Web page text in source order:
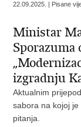
22.09.2025. | Pisane
Ministar
Sporazuma
izgradnju
Aktualnim
sabora na kojoj
pitanja.